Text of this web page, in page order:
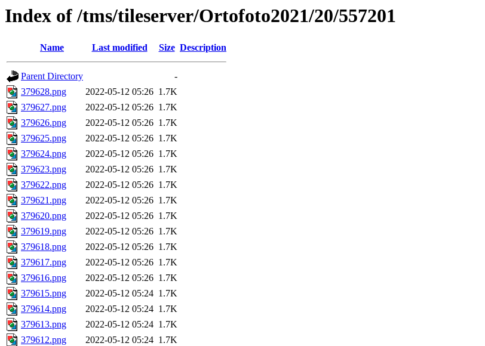
Index of /tms/tileserver/Ortofoto2021/20/557201
Name Last modified Size Description
Parent Directory
-
379628.png
2022-05-12 05:26 1.7K
379627.png
2022-05-12 05:26 1.7K
379626.png
2022-05-12 05:26 1.7K
379625.png
2022-05-12 05:26 1.7K
379624.png
2022-05-12 05:26 1.7K
379623.png
2022-05-12 05:26 1.7K
379622.png
2022-05-12 05:26 1.7K
379621.png
2022-05-12 05:26 1.7K
379620.png
2022-05-12 05:26 1.7K
379619.png
2022-05-12 05:26 1.7K
379618.png
2022-05-12 05:26 1.7K
379617.png
2022-05-12 05:26 1.7K
379616.png
2022-05-12 05:26 1.7K
379615.png
2022-05-12 05:24 1.7K
379614.png
2022-05-12 05:24 1.7K
379613.png
2022-05-12 05:24 1.7K
379612.png
2022-05-12 05:24 1.7K